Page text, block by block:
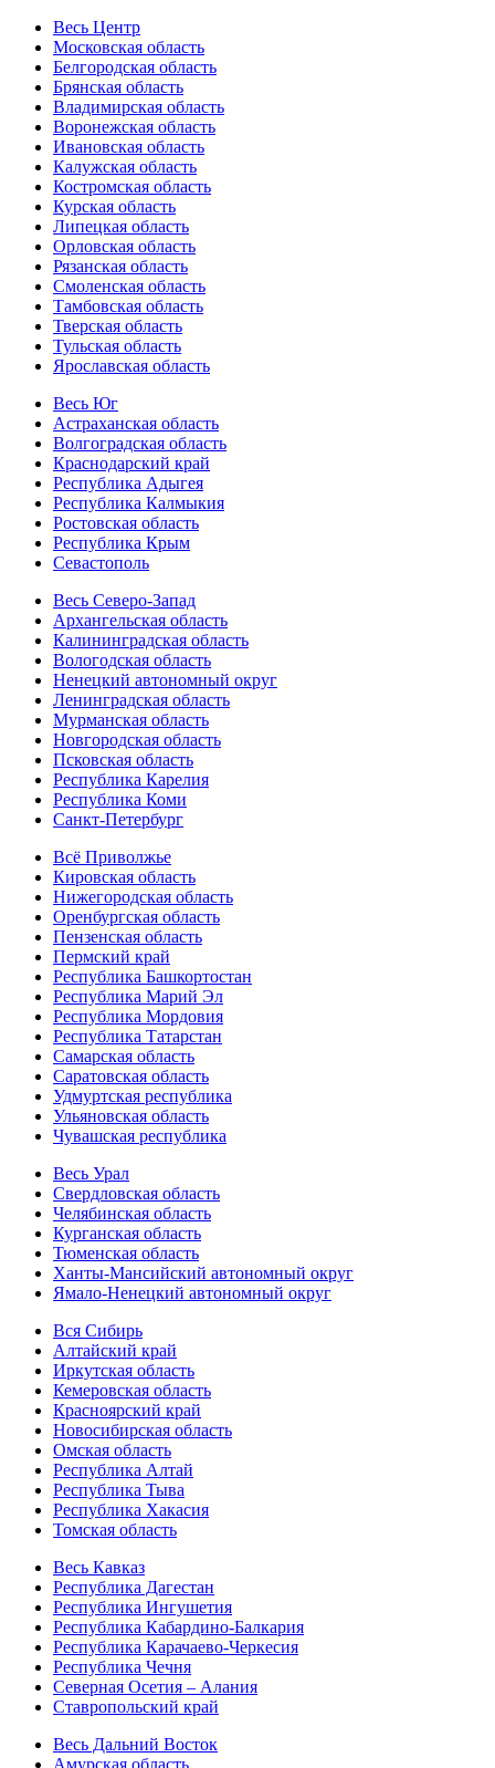
Весь Центр
Московская область
Белгородская область
Брянская область
Владимирская область
Воронежская область
Ивановская область
Калужская область
Костромская область
Курская область
Липецкая область
Орловская область
Рязанская область
Смоленская область
Тамбовская область
Тверская область
Тульская область
Ярославская область
Весь Юг
Астраханская область
Волгоградская область
Краснодарский край
Республика Адыгея
Республика Калмыкия
Ростовская область
Республика Крым
Севастополь
Весь Северо-Запад
Архангельская область
Калининградская область
Вологодская область
Ненецкий автономный округ
Ленинградская область
Мурманская область
Новгородская область
Псковская область
Республика Карелия
Республика Коми
Санкт-Петербург
Всё Приволжье
Кировская область
Нижегородская область
Оренбургская область
Пензенская область
Пермский край
Республика Башкортостан
Республика Марий Эл
Республика Мордовия
Республика Татарстан
Самарская область
Саратовская область
Удмуртская республика
Ульяновская область
Чувашская республика
Весь Урал
Свердловская область
Челябинская область
Курганская область
Тюменская область
Ханты-Мансийский автономный округ
Ямало-Ненецкий автономный округ
Вся Сибирь
Алтайский край
Иркутская область
Кемеровская область
Красноярский край
Новосибирская область
Омская область
Республика Алтай
Республика Тыва
Республика Хакасия
Томская область
Весь Кавказ
Республика Дагестан
Республика Ингушетия
Республика Кабардино-Балкария
Республика Карачаево-Черкесия
Республика Чечня
Северная Осетия – Алания
Ставропольский край
Весь Дальний Восток
Амурская область